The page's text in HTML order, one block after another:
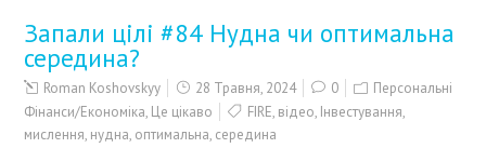
Запали цілі #84 Нудна чи оптимальна
середина?
Roman Koshovskyy 28 Травня, 2024 0
Персональні
Фінанси/Економіка, Це цікаво FIRE, відео, Інвестування,
мислення, нудна, оптимальна, середина